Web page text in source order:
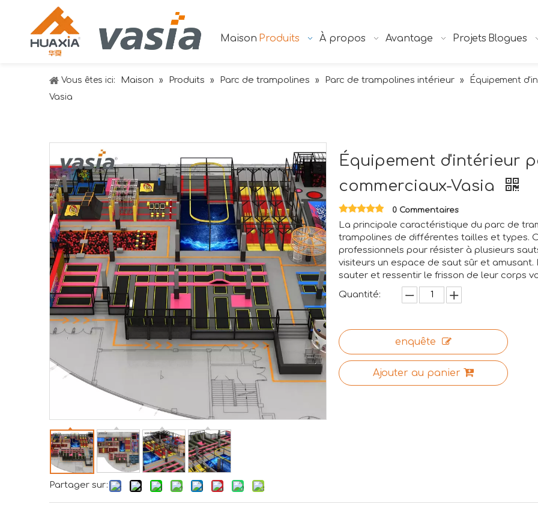
Maison Produits À propos Avantage Projets Blogues
Vous êtes ici: Maison » Produits » Parc de trampolines » Parc de trampolines intérieur »
Équipement
Vasia
Partager sur:
Équipement d'intérieur
commerciaux-Vasia
0 Commentaires
La principale caractéristique du parc de
trampolines de différentes tailles et types.
professionnels pour résister à plusieurs
visiteurs un espace de saut sûr et
sauter et ressentir le frisson de leur corps
Quantité:
enquête
Ajouter au panier